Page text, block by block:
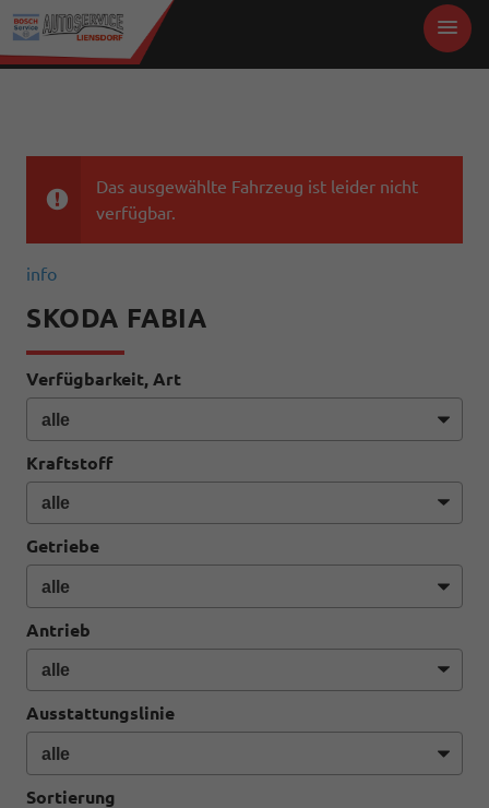
Das ausgewählte Fahrzeug ist leider nicht
verfügbar.
info
SKODA FABIA
Verfügbarkeit, Art
Kraftstoff
Getriebe
Antrieb
Ausstattungslinie
Sortierung